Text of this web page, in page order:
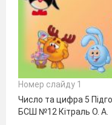
Номер слайду 1
Число та цифра 5
БСШ №12 Кітраль О. А.